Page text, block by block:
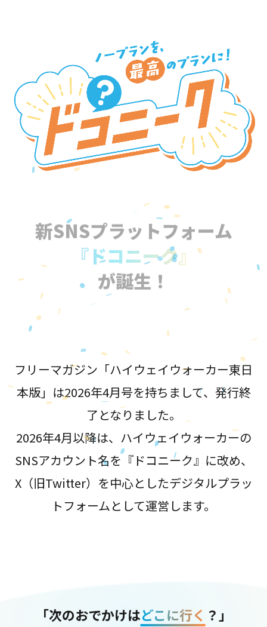
新SNSプラットフォーム
『ドコニーク』
が誕生！
フリーマガジン「ハイウェイウォーカー東日
本版」は2026年4月号を持ちまして、発行終
了となりました。
2026年4月以降は、ハイウェイウォーカーの
SNSアカウント名を『ドコニーク』に改め、
X（旧Twitter）を中心としたデジタルプラッ
トフォームとして運営します。
「次のおでかけはどこに行く ？」